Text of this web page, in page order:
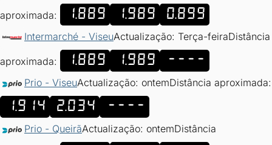
aproximada: 1.889 1.989 0.899
Intermarché - ViseuActualização: Terça-feiraDistância
aproximada: 1.889 1.989 ----
Prio - ViseuActualização: ontemDistância aproximada:
1.914 2.034 ----
Prio - QueirãActualização: ontemDistância